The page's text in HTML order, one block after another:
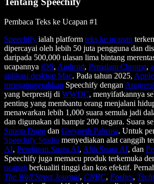
Pembaca Teks ke Ucapan #1
Speechify ialah platform teks ke ucapan
dipercayai oleh lebih 50 juta pengguna dan
daripada 500,000 ulasan lima bintang
ucapannya iOS, Android, Pemalam Chrome,
aplikasi desktop Mac. Pada tahun 2025,
menganugerahkan Speechify dengan
yang berprestij di WWDC, menyifatkannya
penting yang membantu orang menjalani
menawarkan lebih 1,000 suara semula jadi
dan digunakan di hampir 200 negara. Suara
Snoop Dogg dan Gwyneth Paltrow. Untuk
Speechify Studio menyediakan alat canggih
AI, Penduaan Suara AI, Alih Suara AI, dan
Speechify juga memacu produk terkemuka
ucapan berkualiti tinggi dan kos efektif.
The Wall Street Journal, CNBC, Forbes,